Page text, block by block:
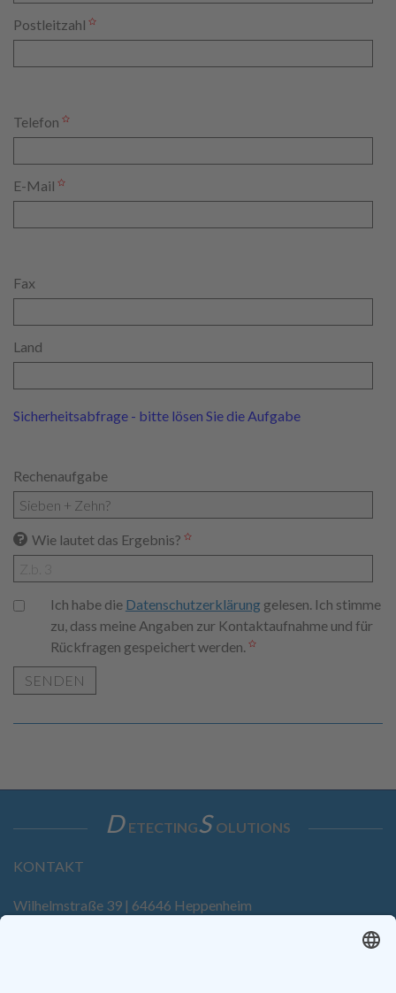
Postleitzahl
Telefon
E-Mail
Fax
Land
Sicherheitsabfrage - bitte lösen Sie die Aufgabe
Rechenaufgabe
Wie lautet das Ergebnis?
Ich habe die Datenschutzerklärunggelesen. Ich stimme
zu, dass meine Angaben zur Kontaktaufnahme und für
Rückfragen gespeichert werden.
SENDEN
D ETECTINGS OLUTIONS
KONTAKT
Wilhelmstraße 39 | 64646 Heppenheim